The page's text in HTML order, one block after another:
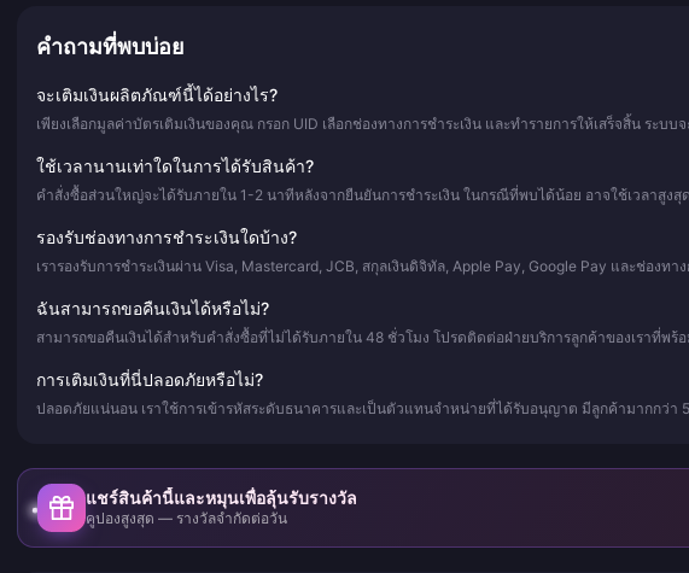
คำถามที่พบบ่อย
จะเติมเงินผลิตภัณฑ์นี้ได้อย่างไร?
เพียงเลือกมูลค่าบัตรเติมเงินของคุณ กรอก UID เลือกช่องทางการชำระเงิน และทำรายการให้เสร็จสิ้น ระบ
ใช้เวลานานเท่าใดในการได้รับสินค้า?
คำสั่งซื้อส่วนใหญ่จะได้รับภายใน 1-2 นาทีหลังจากยืนยันการชำระเงิน ในกรณีที่พบได้น้อย อาจใช้เวลาสูงสุ
รองรับช่องทางการชำระเงินใดบ้าง?
เรารองรับการชำระเงินผ่าน Visa, Mastercard, JCB, สกุลเงินดิจิทัล, Apple Pay, Google Pay และช่องทา
ฉันสามารถขอคืนเงินได้หรือไม่?
สามารถขอคืนเงินได้สำหรับคำสั่งซื้อที่ไม่ได้รับภายใน 48 ชั่วโมง โปรดติดต่อฝ่ายบริการลูกค้าของเราที่พร้
การเติมเงินที่นี่ปลอดภัยหรือไม่?
ปลอดภัยแน่นอน เราใช้การเข้ารหัสระดับธนาคารและเป็นตัวแทนจำหน่ายที่ได้รับอนุญาต มีลูกค้ามากกว่า
แชร์สินค้านี้และหมุนเพื่อลุ้นรับรางวัล
คูปองสูงสุด — รางวัลจำกัดต่อวัน